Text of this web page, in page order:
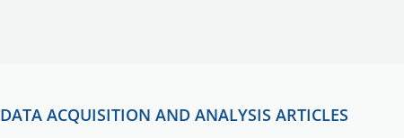
DATA ACQUISITION AND ANALYSIS ARTICLES